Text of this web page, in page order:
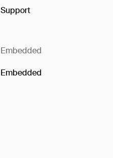
Support
Embedded
Embedded